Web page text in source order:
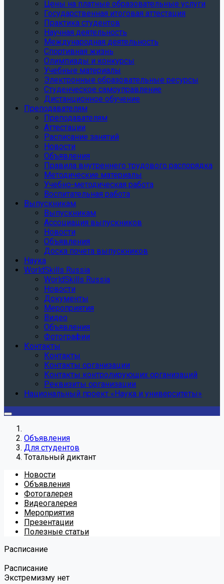
Цены на платные образовательные услуги
Государственная итоговая аттестация
Практика студентов
Научная деятельность
Международная деятельность
Спортивная жизнь
Олимпиады и конкурсы
Учебные материалы
Электронные образовательные ресурсы
Студенческое самоуправление
Дистанционное обучение
Преподавателям
Преподавателям
Аттестации
Расписание занятий
Новости
Объявления
Правила внутреннего трудового распорядка
Методические материалы
Учебно-методическая работа
Воспитательная работа
Выпускникам
Выпускникам
Ассоциация выпускников
Новости
Объявления
Доска почета выпускников
Наука
WorldSkills Russia
WorldSkills Russia
Новости
Документы
Мероприятия
Видео
Объявления
Фотографии
Контакты
Контакты
Контакты организации
Контакты контролирующих организаций
Реквизиты организации
Национальный проект «Наука и университеты»
Объявления
Для студентов
Тотальный диктант
Новости
Объявления
Фотогалерея
Видеогалерея
Мероприятия
Презентации
Полезные статьи
Расписание
Расписание
Экстремизму нет